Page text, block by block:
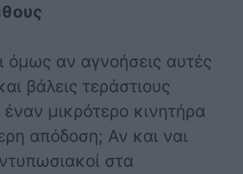
όμως αν αγνοήσεις αυτές
βάλεις τεράστιους
μικρότερο κινητήρα
απόδοση; Αν και ναι
στα